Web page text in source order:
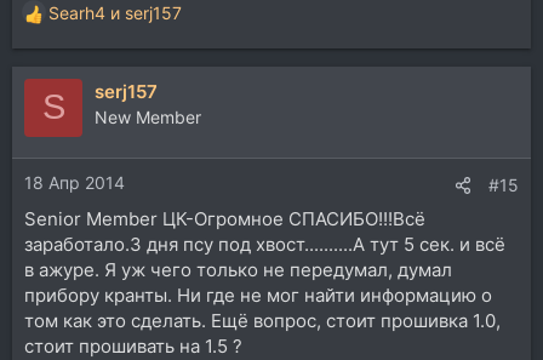
Р
е
а
и
и
:
Searh4 и serj157
S serj157
New Member
18 Апр 2014 #15
Senior Member ЦК-Огромное СПАСИБО!!!Всё
заработало.3 дня псу под хвост..........А тут 5 сек. и всё
в ажуре. Я уж чего только не передумал, думал
прибору кранты. Ни где не мог найти информацию о
том как это сделать. Ещё вопрос, стоит прошивка 1.0,
стоит прошивать на 1.5 ?